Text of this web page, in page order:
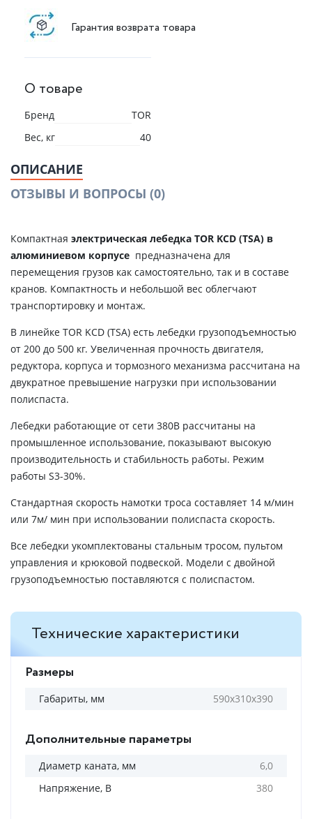
Гарантия возврата товара
О товаре
Бренд
TOR
Вес, кг
40
ОПИСАНИЕ
ОТЗЫВЫ И ВОПРОСЫ (0)
Компактная электрическая лебедка TOR KCD (TSA) в
алюминиевом корпусе предназначена для
перемещения грузов как самостоятельно, так и в составе
кранов. Компактность и небольшой вес облегчают
транспортировку и монтаж.
В линейке TOR KCD (TSA) есть лебедки грузоподъемностью
от 200 до 500 кг. Увеличенная прочность двигателя,
редуктора, корпуса и тормозного механизма рассчитана на
двукратное превышение нагрузки при использовании
полиспаста.
Лебедки работающие от сети 380В рассчитаны на
промышленное использование, показывают высокую
производительность и стабильность работы. Режим
работы S3-30%.
Стандартная скорость намотки троса составляет 14 м/мин
или 7м/ мин при использовании полиспаста скорость.
Все лебедки укомплектованы стальным тросом, пультом
управления и крюковой подвеской. Модели с двойной
грузоподъемностью поставляются с полиспастом.
Технические характеристики
Размеры
Габариты, мм 590х310х390
Дополнительные параметры
Диаметр каната, мм
6,0
Напряжение, В
380